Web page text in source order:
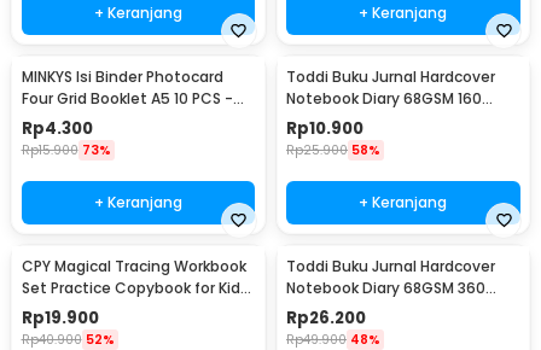
+ Keranjang + Keranjang
MINKYS Isi Binder Photocard
Four Grid Booklet A5 10 PCS -
A2021
Rp4.300
Rp15.900 73%
+ Keranjang
Toddi Buku Jurnal Hardcover
Notebook Diary 68GSM 160
Halaman Lined - CW-74
Rp10.900
Rp25.900 58%
+ Keranjang
CPY Magical Tracing Workbook
Set Practice Copybook for Kids
- 001
Rp19.900
Rp40.900 52%
Toddi Buku Jurnal Hardcover
Notebook Diary 68GSM 360
Halaman Lined - CW-05
Rp26.200
Rp49.900 48%